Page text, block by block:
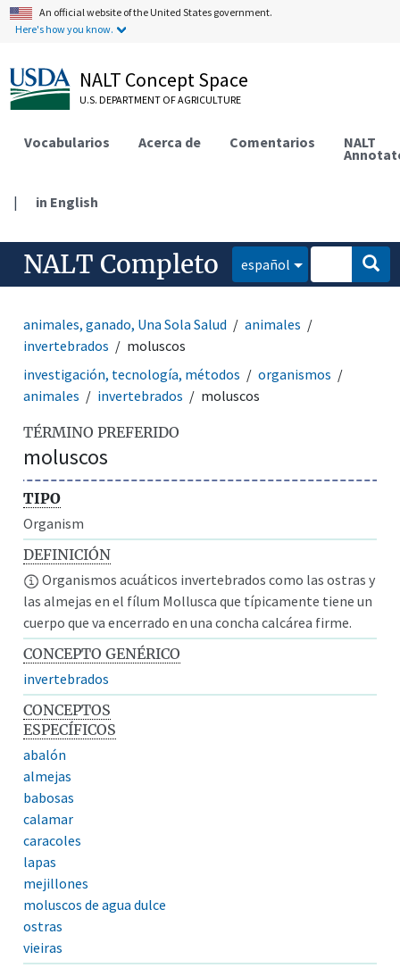
An official website of the United States government.
Here's how you know.
NALT Concept Space
U.S. DEPARTMENT OF AGRICULTURE
Vocabularios Acerca de Comentarios NALT
| in English
NALT Completo español
animales, ganado, Una Sola Salud
animales
invertebrados
moluscos
investigación, tecnología, métodos
organismos
animales
invertebrados moluscos
TÉRMINO PREFERIDO
moluscos
TIPO
Organism
DEFINICIÓN
Organismos acuáticos invertebrados como las ostras y
las almejas en el fílum Mollusca que típicamente tiene un
cuerpo que va encerrado en una concha calcárea firme.
CONCEPTO GENÉRICO
invertebrados
CONCEPTOS
ESPECÍFICOS
abalón
almejas
babosas
calamar
caracoles
lapas
mejillones
moluscos de agua dulce
ostras
vieiras